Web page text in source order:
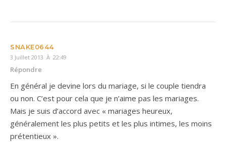
SNAKE0644
3 Juillet 2013 À 22:49
Répondre
En général je devine lors du mariage, si le couple tiendra
ou non. C’est pour cela que je n’aime pas les mariages.
Mais je suis d’accord avec « mariages heureux,
généralement les plus petits et les plus intimes, les moins
prétentieux ».